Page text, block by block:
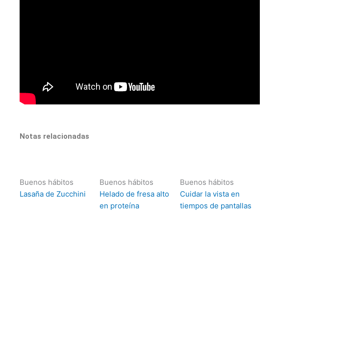
Notas relacionadas
Buenos hábitos
Lasaña de Zucchini
Buenos hábitos
Helado de fresa alto
en proteína
Buenos hábitos
Cuidar la vista en
tiempos de pantallas